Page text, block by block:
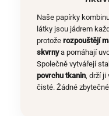
Naše papírky
látky jsou jádrem
protože rozpouštějí
skvrnya pomáhají
Společně vytvářejí
povrchu tkanin , drží
čisté. Žádné